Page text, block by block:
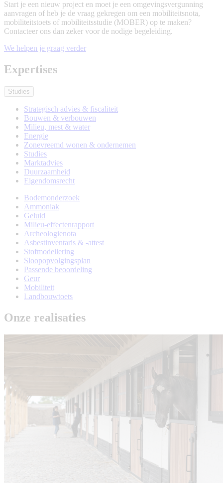
Start je een nieuw project en moet je een omgevingsvergunning
aanvragen of heb je de vraag gekregen om een mobiliteitsnota,
mobiliteitstoets of mobiliteitsstudie (MOBER) op te maken?
Contacteer ons dan zeker voor de nodige begeleiding.
We helpen je graag verder
Expertises
Studies
Strategisch advies & fiscaliteit
Bouwen & verbouwen
Milieu, mest & water
Energie
Zonevreemd wonen & ondernemen
Studies
Marktadvies
Duurzaamheid
Eigendomsrecht
Subexpertises
Bodemonderzoek
Ammoniak
Geluid
Milieu-effectenrapport
Archeologienota
Asbestinventaris & -attest
Stofmodellering
Sloopopvolgingsplan
Passende beoordeling
Geur
Mobiliteit
Landbouwtoets
Onze realisaties